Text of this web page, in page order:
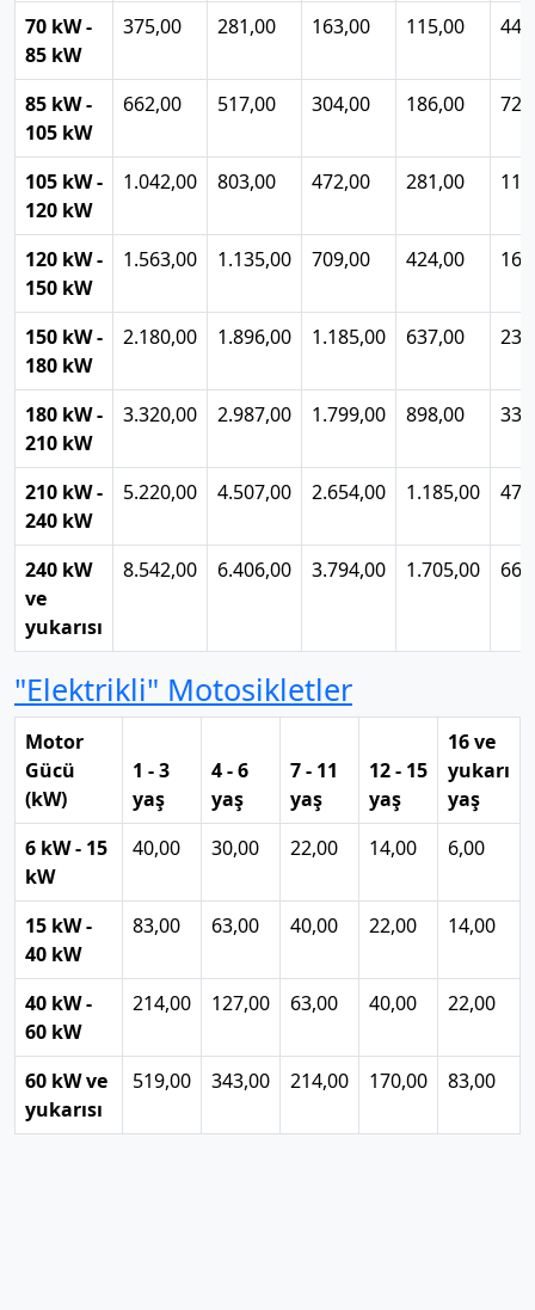
70 kW -
85 kW
375,00 281,00 163,00 115,00
85 kW -
105 kW
662,00 517,00 304,00 186,00
105 kW -
120 kW
1.042,00 803,00 472,00 281,00
120 kW -
150 kW
1.563,00 1.135,00 709,00 424,00
150 kW -
180 kW
2.180,00 1.896,00 1.185,00 637,00
180 kW -
210 kW
3.320,00 2.987,00 1.799,00 898,00
210 kW -
240 kW
5.220,00 4.507,00 2.654,00 1.185,00
240 kW
ve
yukarısı
8.542,00 6.406,00 3.794,00 1.705,00
"Elektrikli" Motosikletler
Motor
Gücü
(kW)
1 - 3
yaş
4 - 6
yaş
7 - 11
yaş
12 - 15
yaş
16 ve
yukarı
yaş
6 kW - 15
kW
40,00 30,00 22,00 14,00 6,00
15 kW -
40 kW
83,00 63,00 40,00 22,00 14,00
40 kW -
60 kW
214,00 127,00 63,00 40,00 22,00
60 kW ve
yukarısı
519,00 343,00 214,00 170,00 83,00